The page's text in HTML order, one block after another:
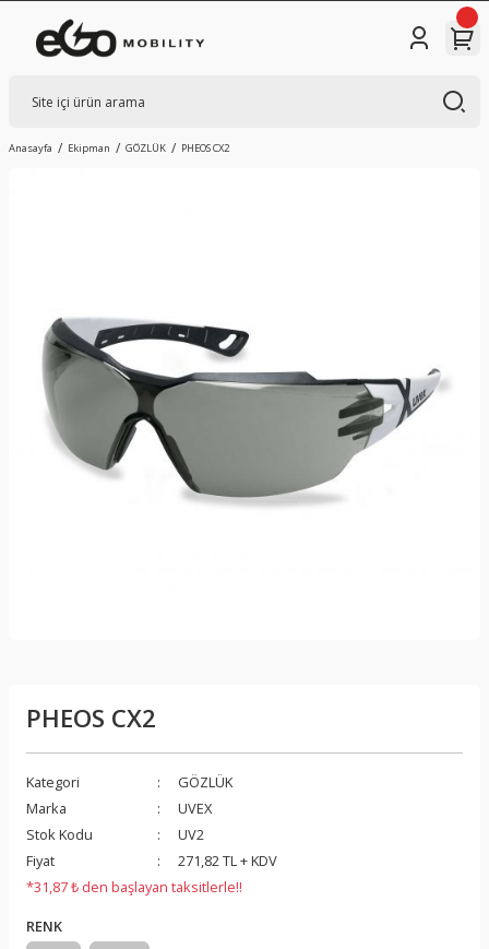
Anasayfa Ekipman GÖZLÜK PHEOS CX2
PHEOS CX2
Kategori
GÖZLÜK
Marka
UVEX
Stok Kodu
UV2
Fiyat
271,82 TL + KDV
*31,87 ₺ den başlayan taksitlerle!!
RENK